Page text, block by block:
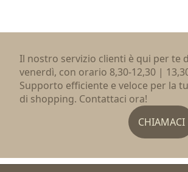
Il nostro servizio clienti è qui per te
venerdì, con orario 8,30-12,30 |
Supporto efficiente e veloce per la
di shopping. Contattaci ora!
CHIAMACI